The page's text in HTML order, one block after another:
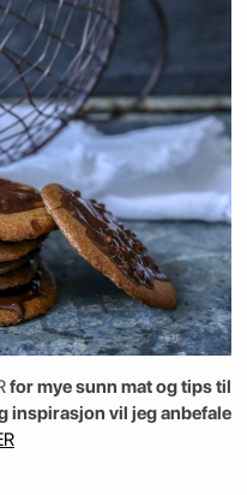
for mye sunn mat og tips til
inspirasjon vil jeg anbefale